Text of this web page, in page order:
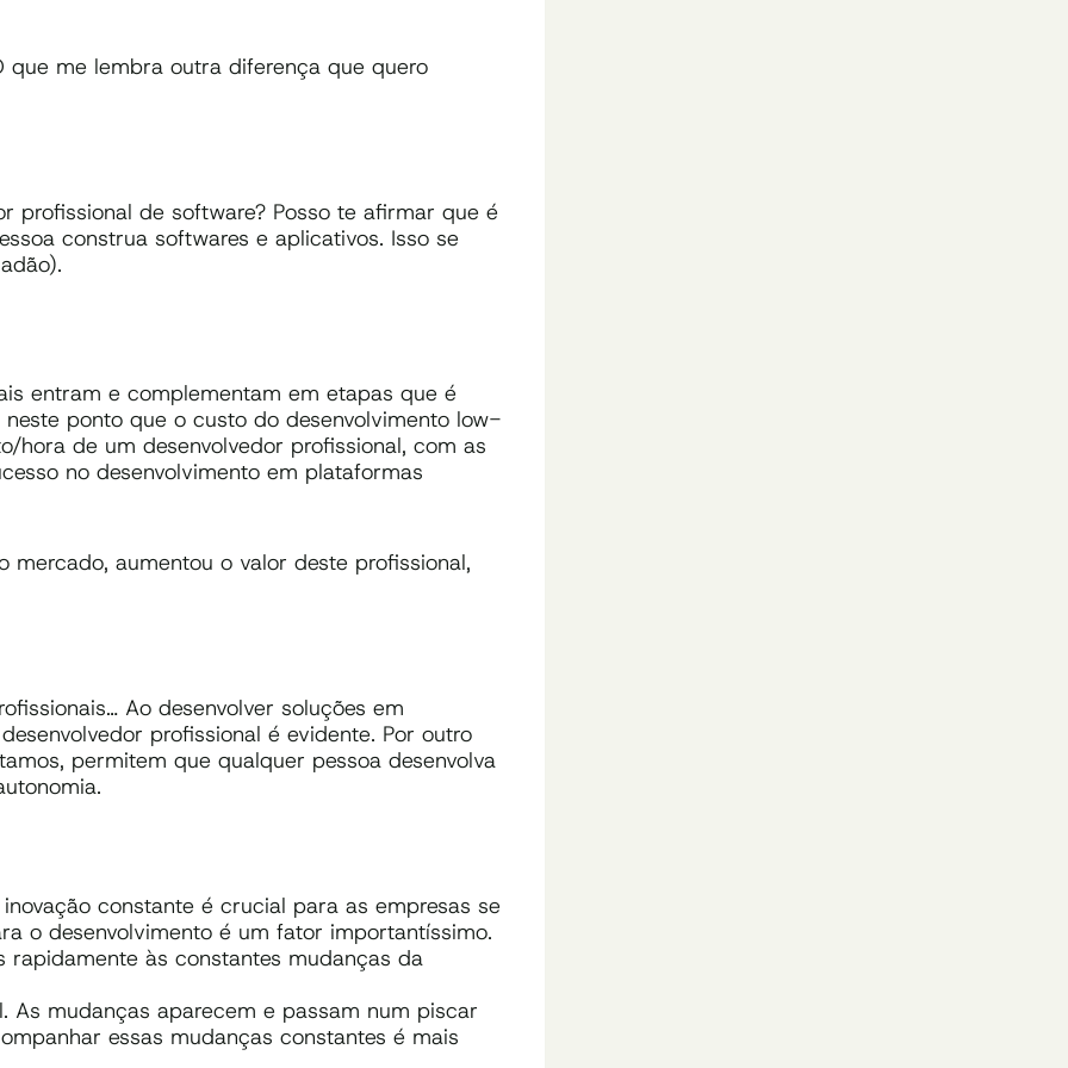
que me lembra outra diferença que quero
profissional de software? Posso te afirmar que é
construa softwares e aplicativos. Isso se
entram e complementam em etapas que é
ponto que o custo do desenvolvimento low-
hora de um desenvolvedor profissional, com as
no desenvolvimento em plataformas
mercado, aumentou o valor deste profissional,
Ao desenvolver soluções em
profissional é evidente. Por outro
permitem que qualquer pessoa desenvolva
constante é crucial para as empresas se
o desenvolvimento é um fator importantíssimo.
às constantes mudanças da
mudanças aparecem e passam num piscar
essas mudanças constantes é mais